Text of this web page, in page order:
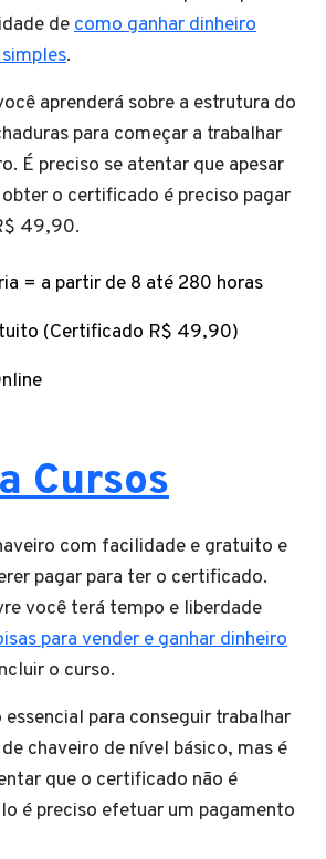
decomo ganhar dinheiro
.
aprenderá sobre a estrutura do
para começar a trabalhar
É preciso se atentar que apesar
o certificado é preciso pagar
49,90.
= a partir de 8 até 280 horas
(Certificado R$ 49,90)
Cursos
com facilidade e gratuito e
pagar para ter o certificado.
você terá tempo e liberdade
para vender e ganhar dinheiro
o curso.
essencial para conseguir trabalhar
chaveiro de nível básico, mas é
que o certificado não é
é preciso efetuar um pagamento